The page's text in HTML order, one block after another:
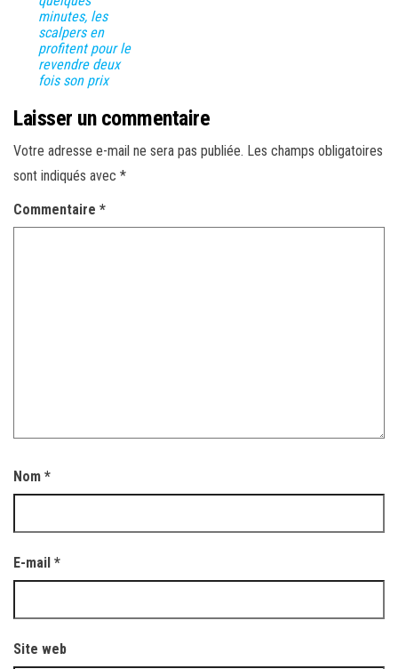
minutes, les
scalpers en
profitent pour le
revendre deux
fois son prix
Laisser un commentaire
Votre adresse e-mail ne sera pas publiée. Les champs obligatoires
sont indiqués avec *
Commentaire *
Nom *
E-mail *
Site web